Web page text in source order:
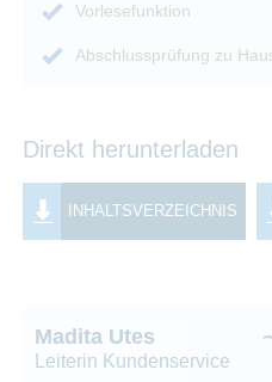
Vorlesefunktion
Abschlussprüfung zu
Direkt herunterladen
INHALTSVERZEICHNIS
Madita Utes
Leiterin Kundenservice